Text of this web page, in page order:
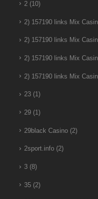
2(10)
2) 157190 links Mix
2) 157190 links Mix
2) 157190 links Mix
2) 157190 links Mix
23(1)
29(1)
29black Casino(2)
2sport.info(2)
3(8)
35(2)